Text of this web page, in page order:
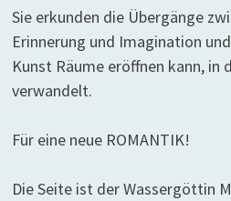
Sie erkunden die Übergänge
Erinnerung und Imagination
Kunst Räume eröffnen kann, in
verwandelt.
Für eine neue ROMANTIK!
Die Seite ist der Wassergöttin